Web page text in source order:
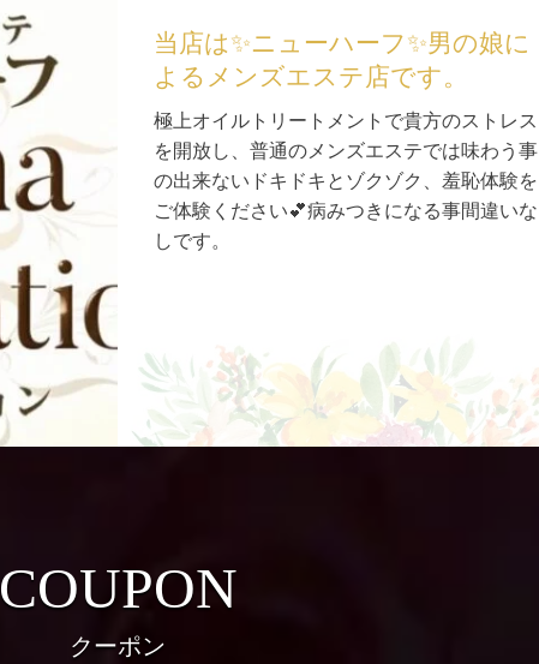
当店は✨ニューハーフ✨男の娘に
よるメンズエステ店です。
極上オイルトリートメントで貴方のストレス
を開放し、普通のメンズエステでは味わう事
の出来ないドキドキとゾクゾク、羞恥体験を
ご体験ください💕病みつきになる事間違いな
しです。
COUPON
クーポン